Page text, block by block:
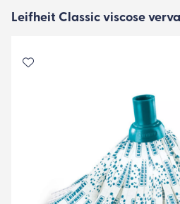
Leifheit Classic viscose